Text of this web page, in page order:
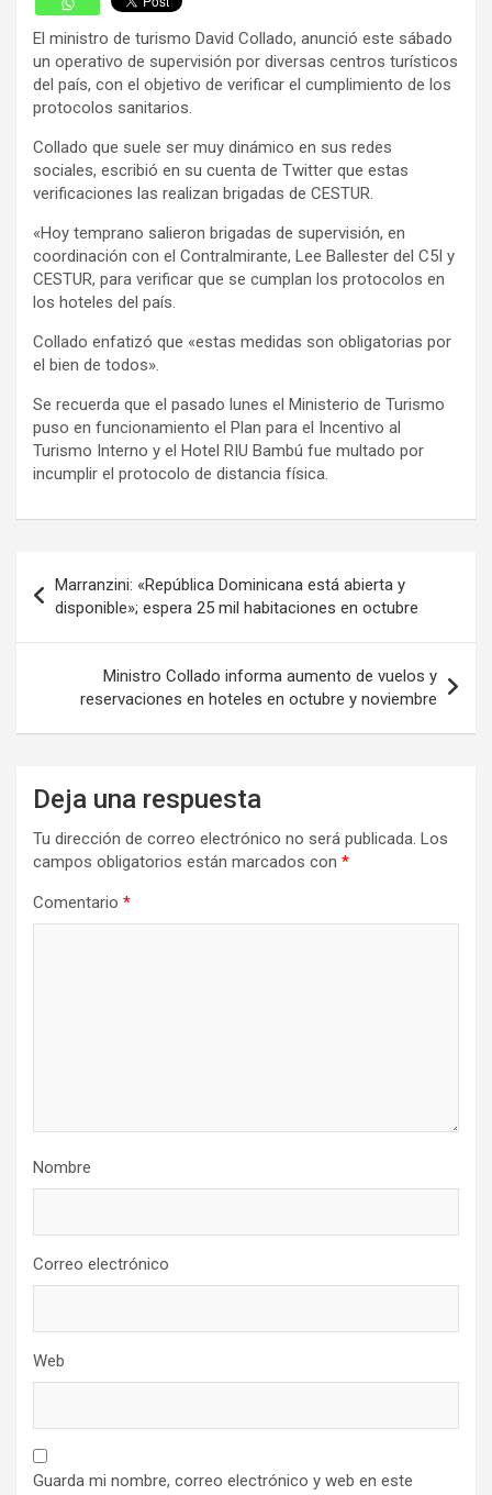
El ministro de turismo David Collado, anunció este sábado
un operativo de supervisión por diversas centros turísticos
del país, con el objetivo de verificar el cumplimiento de los
protocolos sanitarios.
Collado que suele ser muy dinámico en sus redes
sociales, escribió en su cuenta de Twitter que estas
verificaciones las realizan brigadas de CESTUR.
«Hoy temprano salieron brigadas de supervisión, en
coordinación con el Contralmirante, Lee Ballester del C5I y
CESTUR, para verificar que se cumplan los protocolos en
los hoteles del país.
Collado enfatizó que «estas medidas son obligatorias por
el bien de todos».
Se recuerda que el pasado lunes el Ministerio de Turismo
puso en funcionamiento el Plan para el Incentivo al
Turismo Interno y el Hotel RIU Bambú fue multado por
incumplir el protocolo de distancia física.
de
entradas
Marranzini: «República Dominicana está abierta y
disponible»; espera 25 mil habitaciones en octubre
Ministro Collado informa aumento de vuelos y
reservaciones en hoteles en octubre y noviembre
Deja una respuesta
Tu dirección de correo electrónico no será publicada. Los
campos obligatorios están marcados con *
Comentario *
Nombre
Correo electrónico
Web
Guarda mi nombre, correo electrónico y web en este